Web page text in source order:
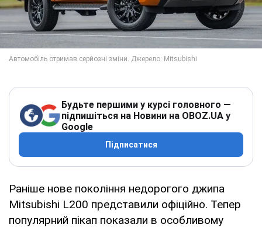
Будьте першими у курсі головного —
підпишіться на Новини на OBOZ.UA у
Google
Підписатися
Раніше нове покоління недорогого джипа
Mitsubishi L200 представили офіційно. Тепер
популярний пікап показали в особливому